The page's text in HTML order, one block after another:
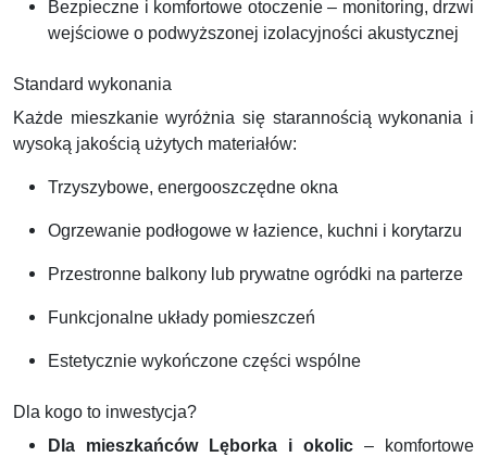
Bezpieczne i komfortowe otoczenie – monitoring, drzwi
wejściowe o podwyższonej izolacyjności akustycznej
Standard wykonania
Każde mieszkanie wyróżnia się starannością wykonania i
wysoką jakością użytych materiałów:
Trzyszybowe, energooszczędne okna
Ogrzewanie podłogowe w łazience, kuchni i korytarzu
Przestronne balkony lub prywatne ogródki na parterze
Funkcjonalne układy pomieszczeń
Estetycznie wykończone części wspólne
Dla kogo to inwestycja?
Dla mieszkańców Lęborka i okolic – komfortowe